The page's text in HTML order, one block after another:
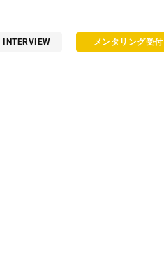
INTERVIEW メンタリング受付